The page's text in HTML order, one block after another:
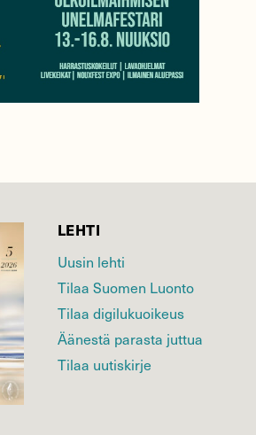
LEHTI
Uusin lehti
Tilaa Suomen Luonto
Tilaa digilukuoikeus
Äänestä parasta juttua
Tilaa uutiskirje